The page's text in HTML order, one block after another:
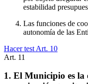
estabilidad
Las funciones de
autonomía de las
Hacer test Art. 10
Art. 11
1. El Municipio es la